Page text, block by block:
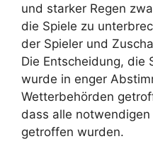
und starker Regen
die Spiele zu
der Spieler und
Die Entscheidung, die
wurde in enger
Wetterbehörden
dass alle
getroffen wurden.